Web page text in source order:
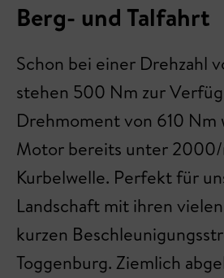
Berg- und Talfahrt
Schon bei einer Drehzahl
stehen 500 Nm zur
Drehmoment von 610
Motor bereits unter
Kurbelwelle. Perfekt für
Landschaft mit ihren
kurzen
Toggenburg. Ziemlich